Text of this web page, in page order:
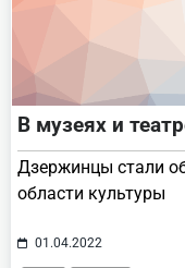
В музеях и
Дзержинцы стали
области культуры
01.04.2022